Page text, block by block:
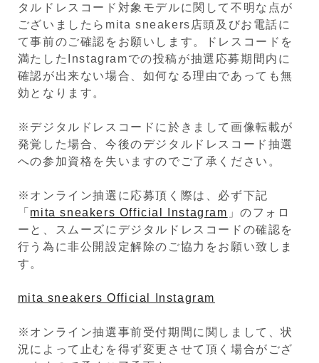
タルドレスコード対象モデルに関して不明な点が
ございましたらmita sneakers店頭及びお電話に
て事前のご確認をお願いします。ドレスコードを
満たしたInstagramでの投稿が抽選応募期間内に
確認が出来ない場合、如何なる理由であっても無
効となります。
※デジタルドレスコードに於きまして画像転載が
発覚した場合、今後のデジタルドレスコード抽選
への参加資格を失いますのでご了承ください。
※オンライン抽選に応募頂く際は、必ず下記
「 mita sneakers Official Instagram 」のフォロ
ーと、スムーズにデジタルドレスコードの確認を
行う為に非公開設定解除のご協力をお願い致しま
す。
mita sneakers Official Instagram
※オンライン抽選事前受付期間に関しまして、状
況によって止むを得ず変更させて頂く場合がござ